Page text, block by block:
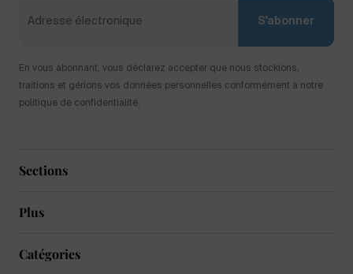
Sections
Plus
S'abonner
En vous abonnant, vous déclarez accepter que nous stockions,
traitions et gérions vos données personnelles conformément à notre
politique de confidentialité.
Catégories